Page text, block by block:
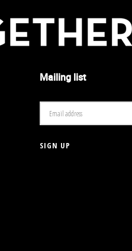
Mailing list